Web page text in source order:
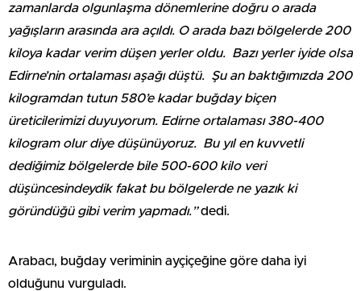
zamanlarda olgunlaşma dönemlerine doğru o arada
yağışların arasında ara açıldı. O arada bazı bölgelerde 200
kiloya kadar verim düşen yerler oldu. Bazı yerler iyide olsa
Edirne’nin ortalaması aşağı düştü. Şu an baktığımızda 200
kilogramdan tutun 580’e kadar buğday biçen
üreticilerimizi duyuyorum. Edirne ortalaması 380-400
kilogram olur diye düşünüyoruz. Bu yıl en kuvvetli
dediğimiz bölgelerde bile 500-600 kilo veri
düşüncesindeydik fakat bu bölgelerde ne yazık ki
göründüğü gibi verim yapmadı.”dedi.
Arabacı, buğday veriminin ayçiçeğine göre daha iyi
olduğunu vurguladı.